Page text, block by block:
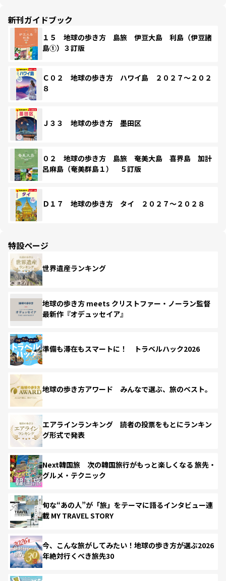
新刊ガイドブック
１５ 地球の歩き方 島旅 伊豆大島 利島（伊豆諸
島①）３訂版
Ｃ０２ 地球の歩き方 ハワイ島 ２０２７～２０２
８
Ｊ３３ 地球の歩き方 墨田区
０２ 地球の歩き方 島旅 奄美大島 喜界島 加計
呂麻島（奄美群島１） ５訂版
Ｄ１７ 地球の歩き方 タイ ２０２７～２０２８
特設ページ
世界遺産ランキング
地球の歩き方 meets クリストファー・ノーラン監督
最新作『オデュッセイア』
準備も滞在もスマートに！ トラベルハック2026
地球の歩き方アワード みんなで選ぶ、旅のベスト。
エアラインランキング 読者の投票をもとにランキン
グ形式で発表
Next韓国旅 次の韓国旅行がもっと楽しくなる 旅先・
グルメ・テクニック
旬な“あの人”が「旅」をテーマに語るインタビュー連
載 MY TRAVEL STORY
今、こんな旅がしてみたい！地球の歩き方が選ぶ2026
年絶対行くべき旅先30